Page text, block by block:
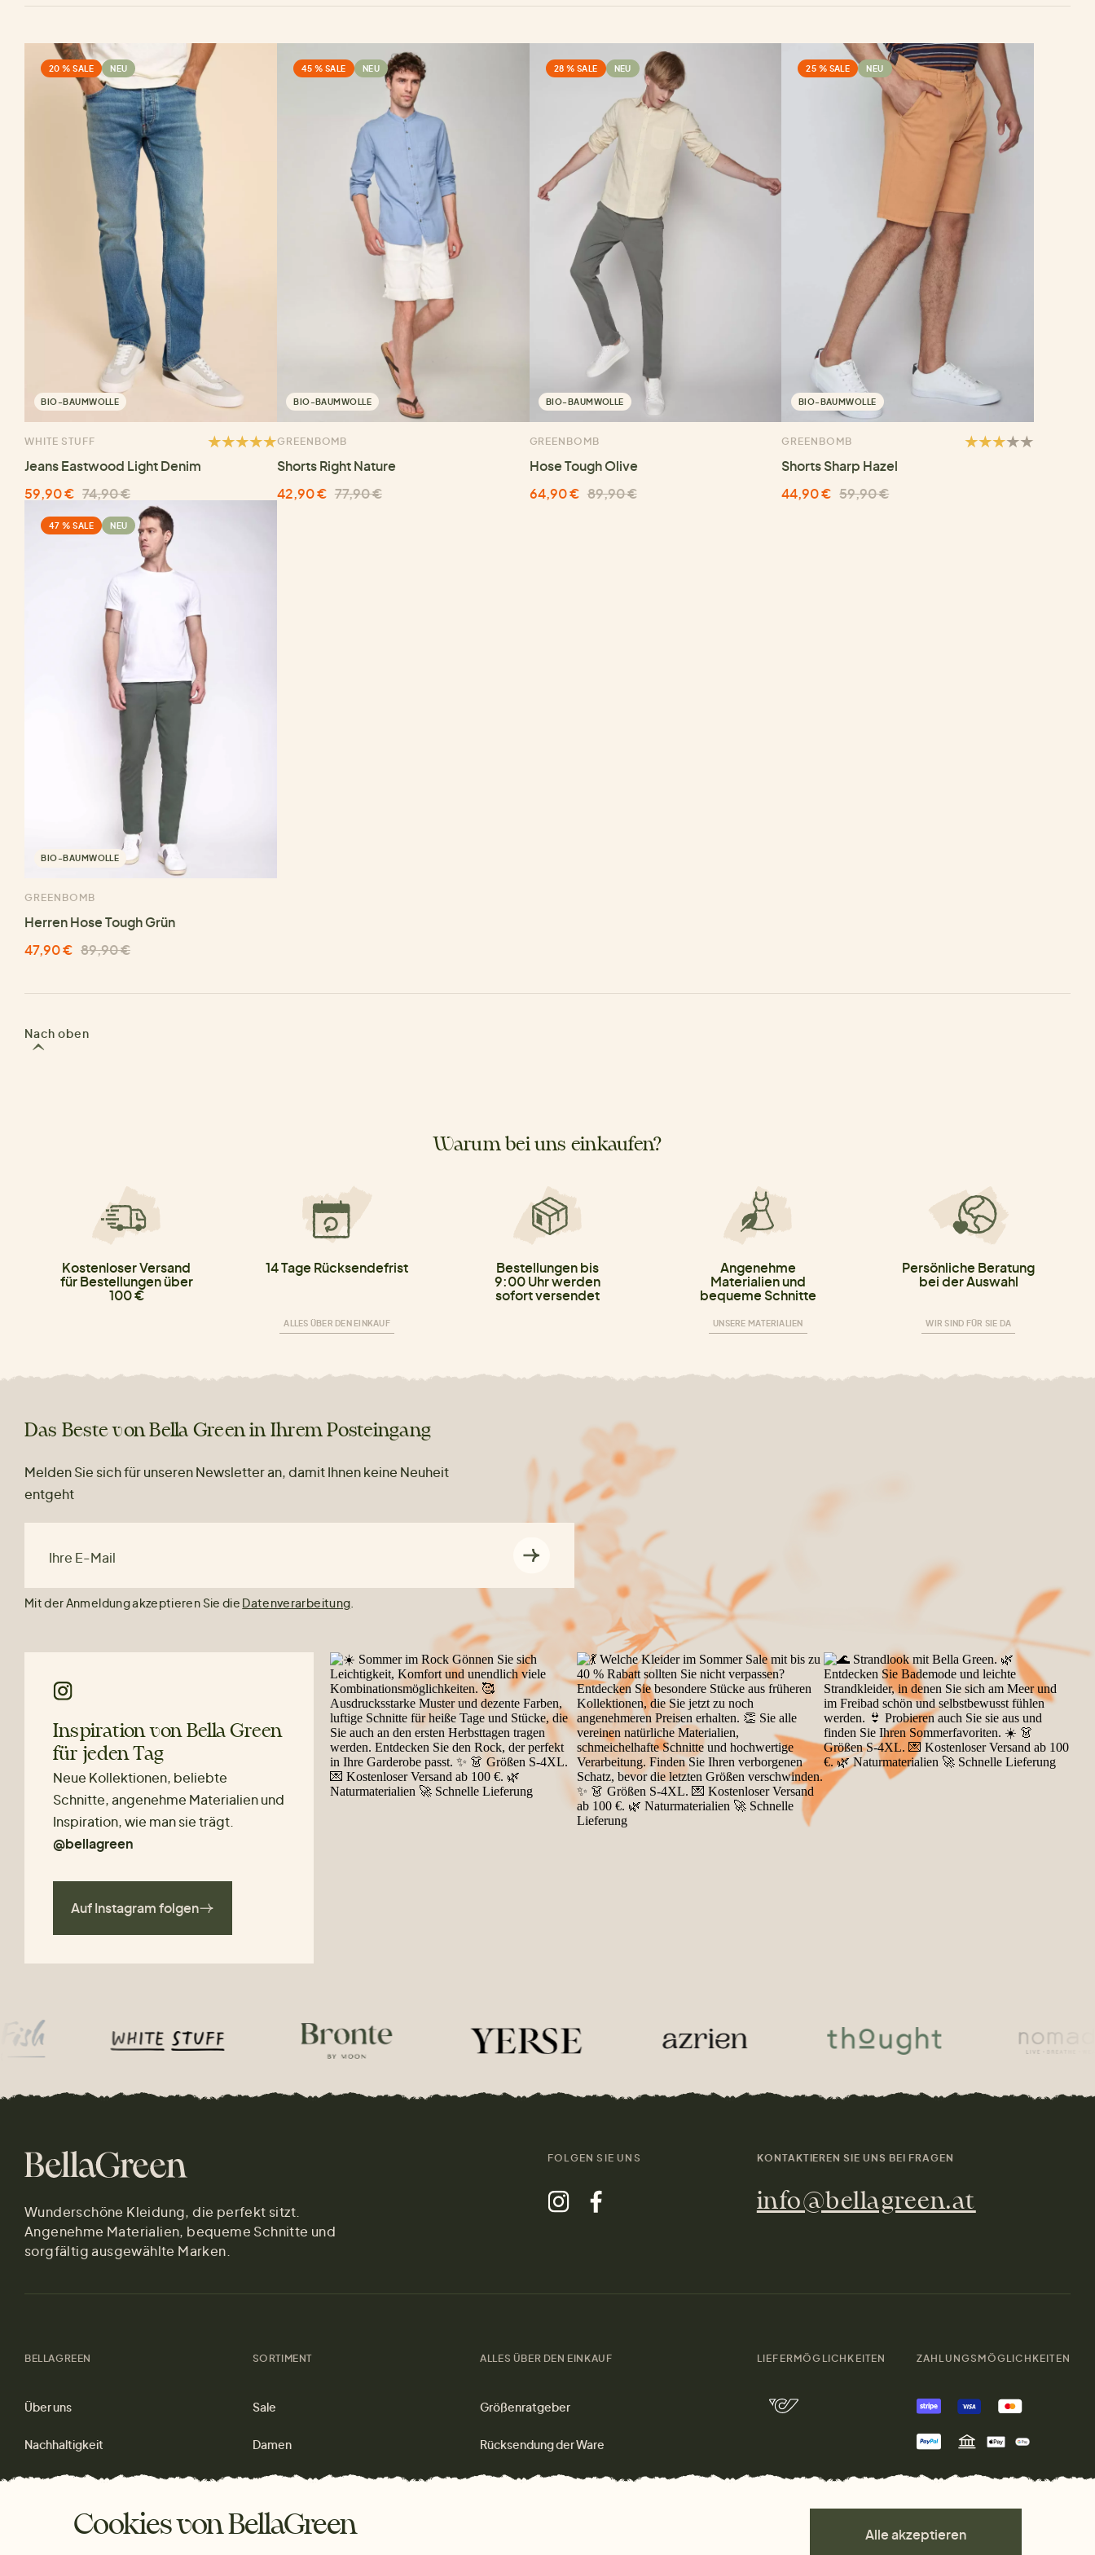
20 % SALE NEU
BIO-BAUMWOLLE
WHITE STUFF
Jeans Eastwood Light Denim
59,90 € 74,90 €
45 % SALE NEU
BIO-BAUMWOLLE
GREENBOMB
Shorts Right Nature
42,90 € 77,90 €
28 % SALE NEU
BIO-BAUMWOLLE
GREENBOMB
Hose Tough Olive
64,90 € 89,90 €
25 % SALE NEU
BIO-BAUMWOLLE
GREENBOMB
Shorts Sharp Hazel
44,90 € 59,90 €
47 % SALE NEU
BIO-BAUMWOLLE
GREENBOMB
Herren Hose Tough Grün
47,90 € 89,90 €
Nach oben
Warum bei uns einkaufen?
Kostenloser Versand
für Bestellungen über
100 €
14 Tage Rücksendefrist
ALLES ÜBER DEN EINKAUF
Bestellungen bis
9:00 Uhr werden
sofort versendet
Angenehme
Materialien und
bequeme Schnitte
UNSERE MATERIALIEN
Persönliche Beratung
bei der Auswahl
WIR SIND FÜR SIE DA
Das Beste von Bella Green in Ihrem Posteingang
Melden Sie sich für unseren Newsletter an, damit Ihnen keine Neuheit
entgeht
Ihre E-Mail
Mit der Anmeldung akzeptieren Sie die Datenverarbeitung
Inspiration von Bella Green
für jeden Tag
Neue Kollektionen, beliebte
Schnitte, angenehme Materialien und
Inspiration, wie man sie trägt.
@bellagreen
Auf Instagram folgen
Wunderschöne Kleidung, die perfekt sitzt.
Angenehme Materialien, bequeme Schnitte und
sorgfältig ausgewählte Marken.
FOLGEN SIE UNS KONTAKTIEREN SIE UNS BEI FRAGEN
info@bellagreen.at
BELLAGREEN
Über uns
Nachhaltigkeit
Materialien
SORTIMENT
Sale
Damen
Herren
Wohnen
ALLES ÜBER DEN EINKAUF
Größenratgeber
Rücksendung der Ware
Versand und Zahlung
LIEFERMÖGLICHKEITEN ZAHLUNGSMÖGLICHKEITEN
Cookies von BellaGreen Alle akzeptieren